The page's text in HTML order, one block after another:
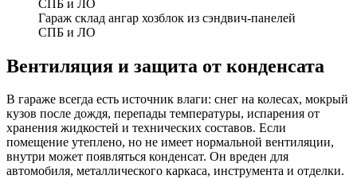
Гараж склад ангар хозблок из сэндвич-панелей
СПБ и ЛО
Вентиляция и защита от конденсата
В гараже всегда есть источник влаги: снег на колесах, мокрый
кузов после дождя, перепады температуры, испарения от
хранения жидкостей и технических составов. Если
помещение утеплено, но не имеет нормальной вентиляции,
внутри может появляться конденсат. Он вреден для
автомобиля, металлического каркаса, инструмента и отделки.